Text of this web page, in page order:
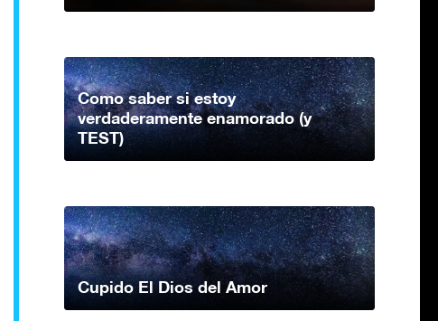
Como saber si estoy
verdaderamente enamorado (y
TEST)
Cupido El Dios del Amor